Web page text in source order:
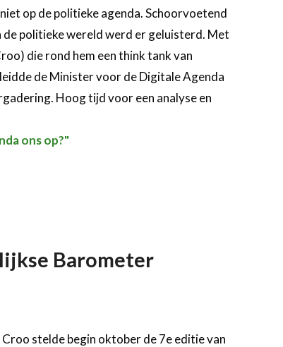
op de politieke agenda. Schoorvoetend
politieke wereld werd er geluisterd. Met
die rond hem een think tank van
de Minister voor de Digitale Agenda
Hoog tijd voor een analyse en
ons op?"
Barometer
stelde begin oktober de 7e editie van